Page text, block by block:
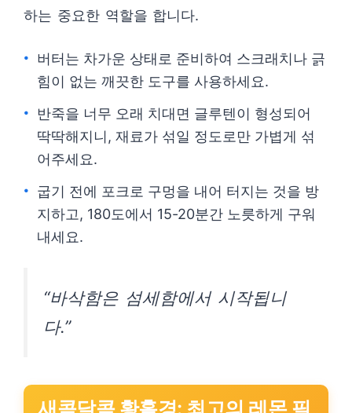
하는 중요한 역할을 합니다.
버터는 차가운 상태로 준비하여 스크래치나 긁
힘이 없는 깨끗한 도구를 사용하세요.
반죽을 너무 오래 치대면 글루텐이 형성되어
딱딱해지니, 재료가 섞일 정도로만 가볍게 섞
어주세요.
굽기 전에 포크로 구멍을 내어 터지는 것을 방
지하고, 180도에서 15-20분간 노릇하게 구워
내세요.
“바삭함은 섬세함에서 시작됩니
다.”
새콤달콤 황홀경: 최고의 레몬 필